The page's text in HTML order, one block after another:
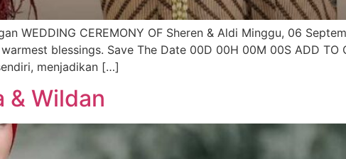
WEDDING CEREMONY OF Sheren & Aldi Minggu, 06
blessings. Save The Date 00D 00H 00M 00S ADD TO
menjadikan […]
& Wildan